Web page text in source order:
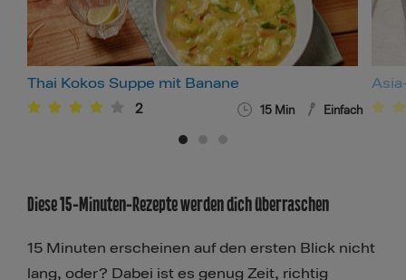
Thai Kokos Suppe mit Banane
2 15 Min Einfach
Diese 15-Minuten-Rezepte werden dich überraschen
15 Minuten erscheinen auf den ersten Blick nicht
lang, oder? Dabei ist es genug Zeit, richtig